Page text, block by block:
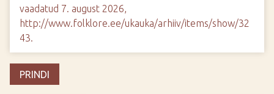
vaadatud 7. august 2026,
http://www.folklore.ee/ukauka/arhiiv/items/show/32
43.
PRINDI